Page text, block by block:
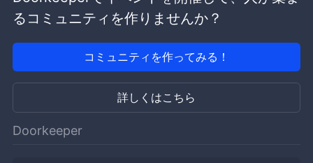
るコミュニティを作りませんか？
コミュニティを作ってみる！
詳しくはこちら
Doorkeeper